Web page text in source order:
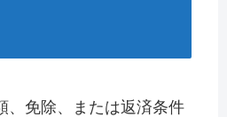
、免除、または返済条件